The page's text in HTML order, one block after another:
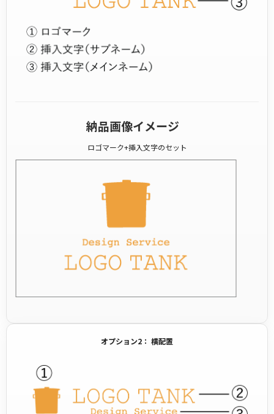
納品画像イメージ
ロゴマーク+挿入文字のセット
オプション2： 横配置